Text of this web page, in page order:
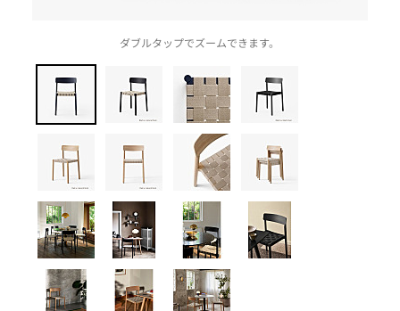
ダブルタップでズームできます。